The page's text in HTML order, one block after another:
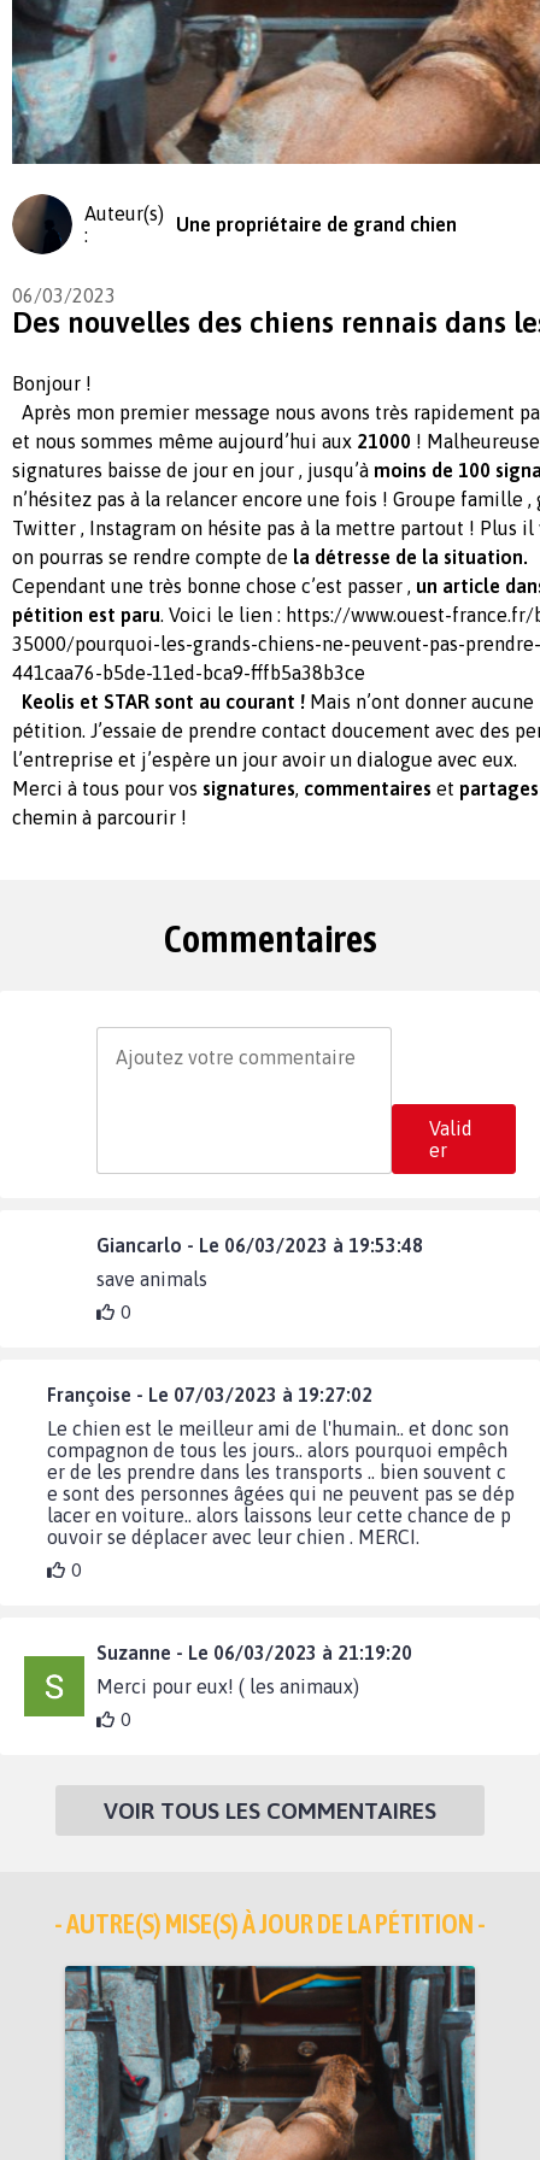
Auteur(s)
:
Une propriétaire de grand chien
06/03/2023
Des nouvelles des chiens rennais dans
Bonjour !
Après mon premier message nous avons très rapidement
et nous sommes même aujourd’hui aux 21000 !
signatures baisse de jour en jour , jusqu’à moins de 100
n’hésitez pas à la relancer encore une fois ! Groupe famille ,
Twitter , Instagram on hésite pas à la mettre partout ! Plus il
on pourras se rendre compte de la détresse de la situation.
Cependant une très bonne chose c’est passer , un article
pétition est paru. Voici le lien : https://www.ouest-
35000/pourquoi-les-grands-chiens-ne-peuvent-pas-
441caa76-b5de-11ed-bca9-fffb5a38b3ce
Keolis et STAR sont au courant ! Mais n’ont donner
pétition. J’essaie de prendre contact doucement avec des
l’entreprise et j’espère un jour avoir un dialogue avec eux.
Merci à tous pour vos signatures, commentaires et partages
chemin à parcourir !
Commentaires
Valid
er
Giancarlo - Le 06/03/2023 à 19:53:48
save animals
0
Françoise - Le 07/03/2023 à 19:27:02
Le chien est le meilleur ami de l'humain.. et donc son
compagnon de tous les jours.. alors pourquoi empêch
er de les prendre dans les transports .. bien souvent c
e sont des personnes âgées qui ne peuvent pas se dép
lacer en voiture.. alors laissons leur cette chance de p
ouvoir se déplacer avec leur chien . MERCI.
0
Suzanne - Le 06/03/2023 à 21:19:20
Merci pour eux! ( les animaux)
0
VOIR TOUS LES COMMENTAIRES
- AUTRE(S) MISE(S) À JOUR DE LA PÉTITION -